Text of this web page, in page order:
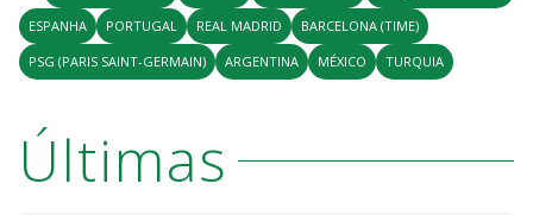
ESPANHA
PORTUGAL REAL MADRID
BARCELONA (TIME)
PSG (PARIS SAINT-GERMAIN)
ARGENTINA MÉXICO TURQUIA
Últimas